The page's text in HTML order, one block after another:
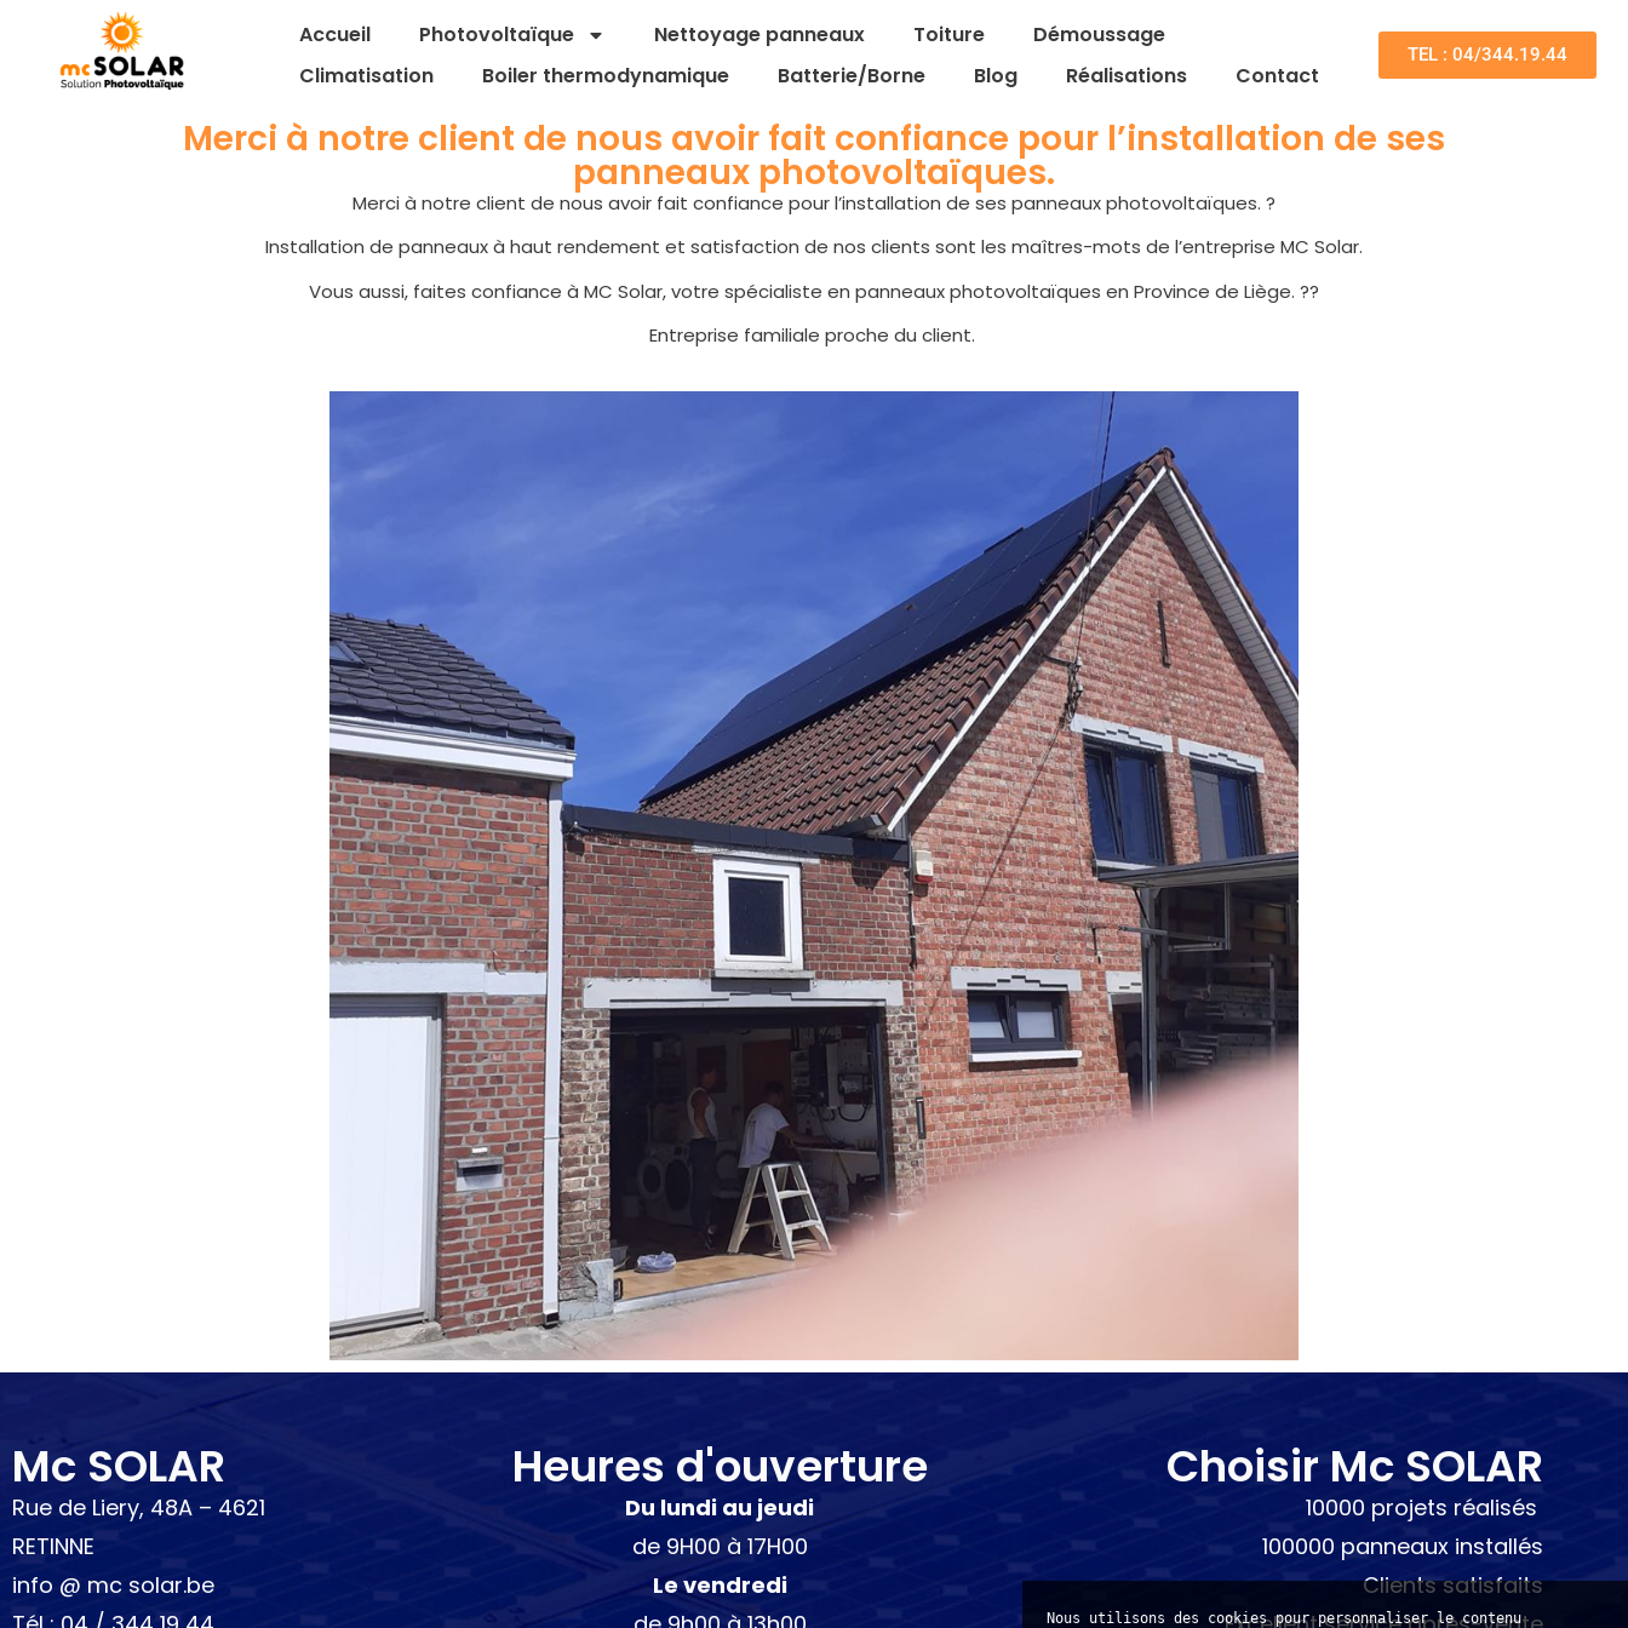
Accueil Photovoltaïque Nettoyage panneaux Toiture
Démoussage
Climatisation
Boiler thermodynamique Batterie/Borne Blog Réalisations Contact
TEL : 04/344.19.44
Merci à notre client de nous avoir fait confiance pour l’installation de ses
panneaux photovoltaïques.
Merci à notre client de nous avoir fait confiance pour l’installation de ses panneaux photovoltaïques. ?
Installation de panneaux à haut rendement et satisfaction de nos clients sont les maîtres-mots de l’entreprise MC Solar.
Vous aussi, faites confiance à MC Solar, votre spécialiste en panneaux photovoltaïques en Province de Liège. ??
Entreprise familiale proche du client.
Mc SOLAR
Rue de Liery, 48A – 4621
RETINNE
info @ mc solar.be
Heures d'ouverture
Du lundi au jeudi
de 9H00 à 17H00
Le vendredi
Choisir Mc SOLAR
10000 projets réalisés
100000 panneaux installés
Clients satisfaits
Nous utilisons des cookies pour personnaliser le contenu